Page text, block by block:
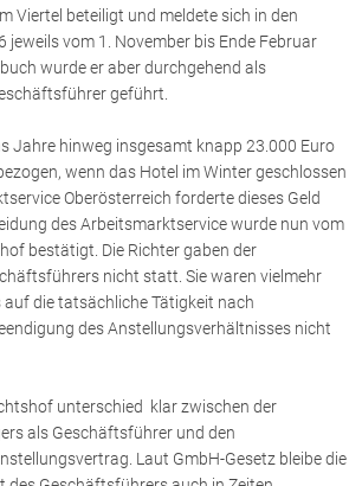
Rechtsanwälte
Viertel beteiligt und meldete sich in den
jeweils vom 1. November bis Ende Februar
wurde er aber durchgehend als
geführt.
Jahre hinweg insgesamt knapp 23.000 Euro
wenn das Hotel im Winter geschlossen
Oberösterreich forderte dieses Geld
des Arbeitsmarktservice wurde nun vom
bestätigt. Die Richter gaben der
nicht statt. Sie waren vielmehr
auf die tatsächliche Tätigkeit nach
des Anstellungsverhältnisses nicht
unterschied klar zwischen der
als Geschäftsführer und den
Laut GmbH-Gesetz bleibe die